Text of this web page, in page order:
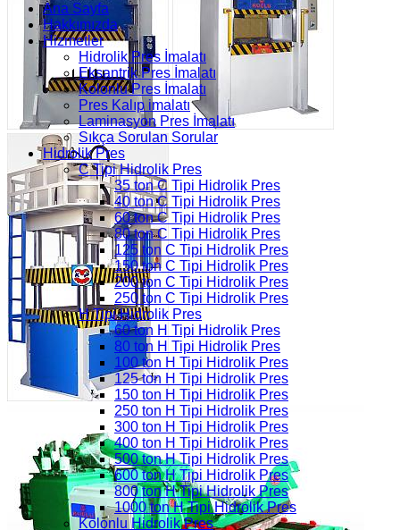
Ana Sayfa
Hakkımızda
Hizmetler
Hidrolik Pres İmalatı
Eksantrik Pres İmalatı
Kolonlu Pres İmalatı
Pres Kalıp imalatı
Laminasyon Pres İmalatı
Sıkça Sorulan Sorular
Hidrolik Pres
C Tipi Hidrolik Pres
35 ton C Tipi Hidrolik Pres
40 ton C Tipi Hidrolik Pres
60 ton C Tipi Hidrolik Pres
80 ton C Tipi Hidrolik Pres
125 ton C Tipi Hidrolik Pres
150 ton C Tipi Hidrolik Pres
200 ton C Tipi Hidrolik Pres
250 ton C Tipi Hidrolik Pres
H Tipi Hidrolik Pres
60 ton H Tipi Hidrolik Pres
80 ton H Tipi Hidrolik Pres
100 ton H Tipi Hidrolik Pres
125 ton H Tipi Hidrolik Pres
150 ton H Tipi Hidrolik Pres
250 ton H Tipi Hidrolik Pres
300 ton H Tipi Hidrolik Pres
400 ton H Tipi Hidrolik Pres
500 ton H Tipi Hidrolik Pres
600 ton H Tipi Hidrolik Pres
800 ton H Tipi Hidrolik Pres
1000 ton H Tipi Hidrolik Pres
Kolonlu Hidrolik Pres